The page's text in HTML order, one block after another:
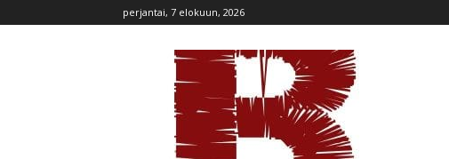
perjantai, 7 elokuun, 2026